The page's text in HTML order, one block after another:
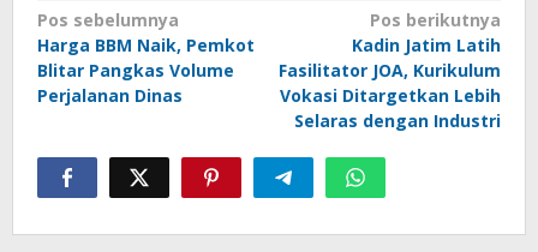
Navigasi
pos
Pos sebelumnya
Harga BBM Naik, Pemkot
Blitar Pangkas Volume
Perjalanan Dinas
Pos berikutnya
Kadin Jatim Latih
Fasilitator JOA, Kurikulum
Vokasi Ditargetkan Lebih
Selaras dengan Industri